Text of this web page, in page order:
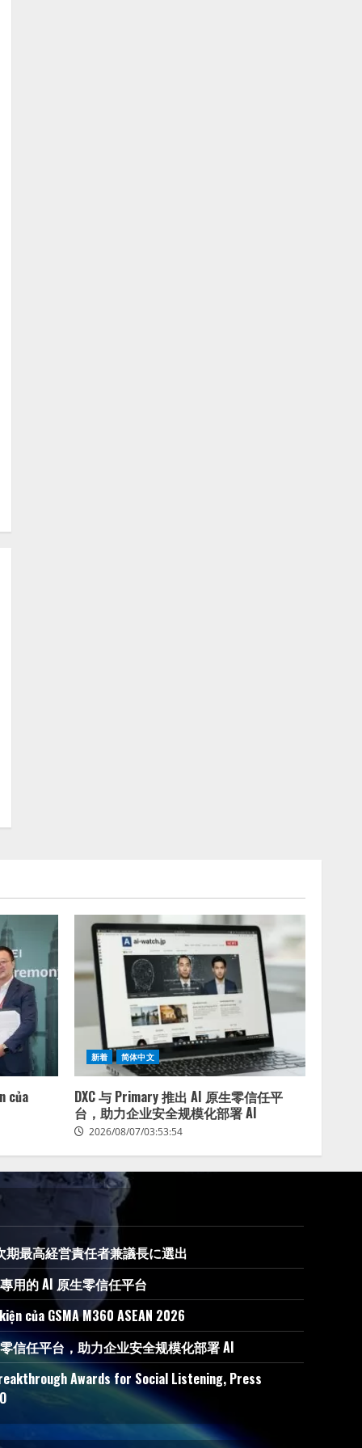
của
新着 简体中文
DXC 与 Primary 推出 AI 原生零信任平
台，助力企业安全规模化部署 AI
2026/08/07/03:53:54
期最高経営責任者兼議長に選出
用的 AI 原生零信任平台
của GSMA M360 ASEAN 2026
信任平台，助力企业安全规模化部署 AI
Awards for Social Listening, Press